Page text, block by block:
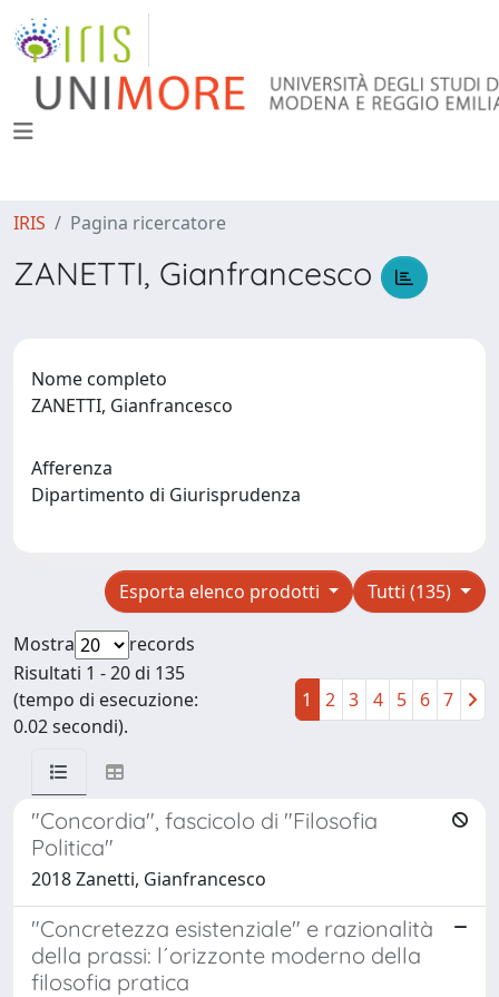
IRIS Pagina ricercatore
ZANETTI, Gianfrancesco
Nome completo
ZANETTI, Gianfrancesco
Afferenza
Dipartimento di Giurisprudenza
Tutti (135)
Esporta elenco prodotti
Mostra
records
Risultati 1 - 20 di 135
(tempo di esecuzione:
0.02 secondi).
1 2 3 4 5 6 7
"Concordia", fascicolo di "Filosofia
Politica"
2018 Zanetti, Gianfrancesco
"Concretezza esistenziale" e razionalità
della prassi: l´orizzonte moderno della
filosofia pratica